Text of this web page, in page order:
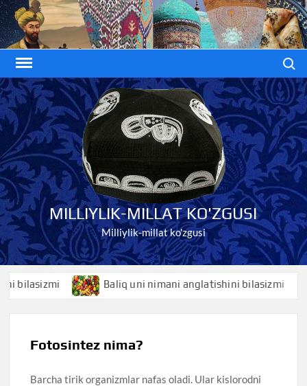
Skip
to
content
MILLIYLIK-MILLAT KO'ZGUSI
Milliylik-millat ko'zgusi
Baliq uni nimani anglatishini bilasizmi
Fotosintez nima?
Barcha tirik organizmlar nafas oladi. Ular kislorodni